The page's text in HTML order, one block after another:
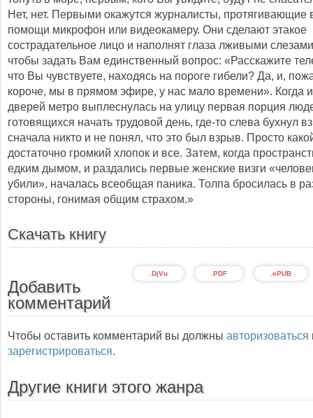
Нет, нет. Первыми окажутся журналисты, протягивающие
помощи микрофон или видеокамеру. Они сделают этакое
сострадательное лицо и наполнят глаза лживыми
чтобы задать Вам единственный вопрос: «Расскажите
что Вы чувствуете, находясь на пороге гибели? Да, и,
короче, мы в прямом эфире, у нас мало времени». Когда
дверей метро выплеснулась на улицу первая порция
готовящихся начать трудовой день, где-то слева бухнул
сначала никто и не понял, что это был взрыв. Просто
достаточно громкий хлопок и все. Затем, когда
едким дымом, и раздались первые женские визги
убили», началась всеобщая паника. Толпа бросилась в
стороны, гонимая общим страхом.»
Скачать книгу
.ePUB
.PDF
.DjVu
Добавить
комментарий
Чтобы оставить комментарий вы должны авторизоваться
зарегистрироваться.
Другие книги этого жанра